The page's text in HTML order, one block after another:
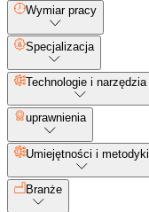
Wymiar pracy
Specjalizacja
Technologie i narzędzia
uprawnienia
Umiejętności i metodyki
Branże